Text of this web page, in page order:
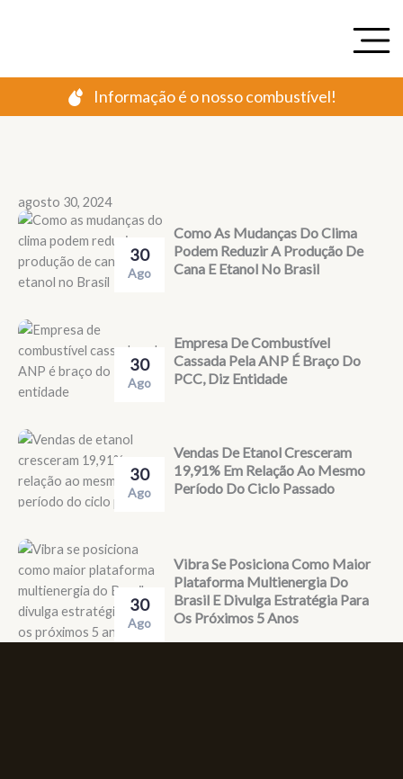
Informação é o nosso combustível!
agosto 30, 2024
30
Ago
Como As Mudanças Do Clima
Podem Reduzir A Produção De
Cana E Etanol No Brasil
30
Ago
Empresa De Combustível
Cassada Pela ANP É Braço Do
PCC, Diz Entidade
30
Ago
Vendas De Etanol Cresceram
19,91% Em Relação Ao Mesmo
Período Do Ciclo Passado
30
Ago
Vibra Se Posiciona Como Maior
Plataforma Multienergia Do
Brasil E Divulga Estratégia Para
Os Próximos 5 Anos